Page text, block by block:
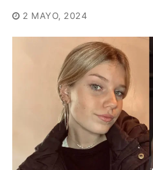
2 MAYO, 2024